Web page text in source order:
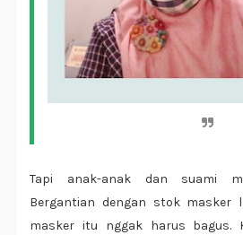
Tapi anak-anak dan suami
Bergantian dengan stok masker
masker itu nggak harus bagus.